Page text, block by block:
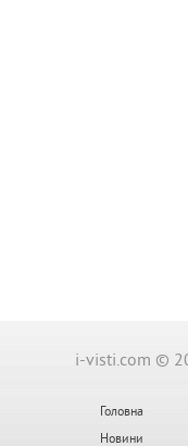
i-visti.com ©
Головна
Новини